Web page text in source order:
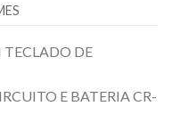
DE
E BATERIA CR-